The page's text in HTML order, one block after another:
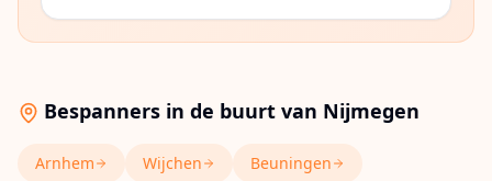
Bespanners in de buurt van Nijmegen
Arnhem Wijchen Beuningen